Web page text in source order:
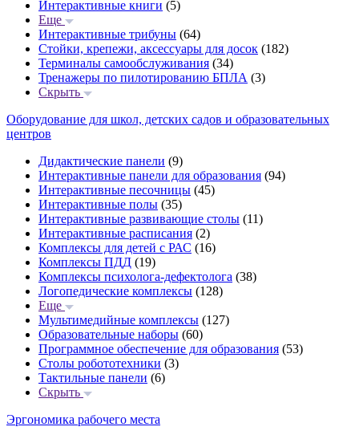
Интерактивные книги (5)
Еще
Интерактивные трибуны (64)
Стойки, крепежи, аксессуары для досок (182)
Терминалы самообслуживания (34)
Тренажеры по пилотированию БПЛА (3)
Скрыть
Оборудование для школ, детских садов и образовательных
центров
Дидактические панели (9)
Интерактивные панели для образования (94)
Интерактивные песочницы (45)
Интерактивные полы (35)
Интерактивные развивающие столы (11)
Интерактивные расписания (2)
Комплексы для детей с РАС (16)
Комплексы ПДД (19)
Комплексы психолога-дефектолога (38)
Логопедические комплексы (128)
Еще
Мультимедийные комплексы (127)
Образовательные наборы (60)
Программное обеспечение для образования (53)
Столы робототехники (3)
Тактильные панели (6)
Скрыть
Эргономика рабочего места